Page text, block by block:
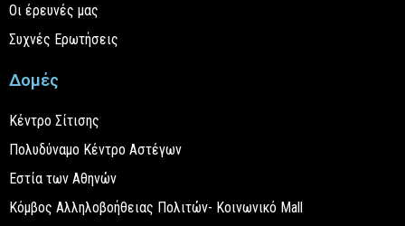
Οι έρευνές μας
Συχνές Ερωτήσεις
Δομές
Κέντρο Σίτισης
Πολυδύναμο Κέντρο Αστέγων
Εστία των Αθηνών
Κόμβος Αλληλοβοήθειας Πολιτών- Κοινωνικό Mall